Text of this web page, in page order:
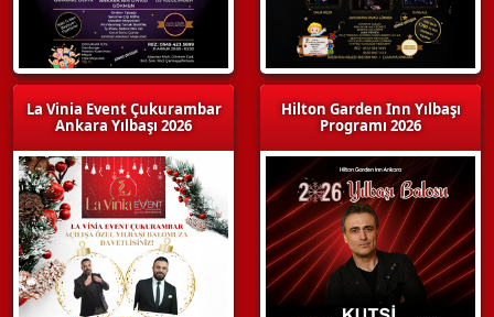
La Vinia Event Çukurambar
Ankara Yılbaşı 2026
Hilton Garden Inn Yılbaşı
Programı 2026